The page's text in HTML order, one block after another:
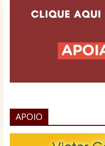
APOIO